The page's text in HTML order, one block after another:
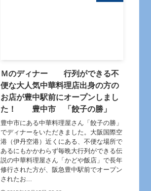
Ｍのディナー 行列ができる不
便な大人気中華料理店出身の方の
お店が豊中駅前にオープンしまし
た！ 豊中市 「餃子の勝」
豊中市にある中華料理屋さん「餃子の勝」
でディナーをいただきました。大阪国際空
港（伊丹空港）近くにある、不便な場所で
あるにもかかわらず毎晩大行列ができる伝
説の中華料理屋さん「かどや飯店」で長年
修行された方が、阪急豊中駅前でオープン
されたお...